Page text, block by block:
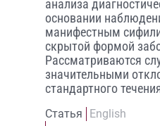
анализа
основании
манифестным
скрытой формой
Рассматриваются
значительными
стандартного
Статья
English